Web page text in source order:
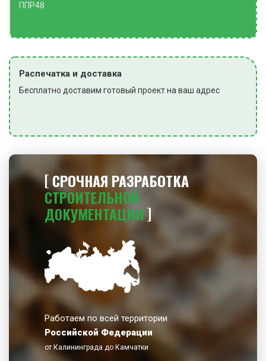
ППР48
Распечатка и доставка
Бесплатно доставим готовый проект на ваш адрес
СРОЧНАЯ РАЗРАБОТКА
СТРОИТЕЛЬНОЙ
ДОКУМЕНТАЦИИ
Работаем по всей территории
Российской Федерации
от Калининграда до Камчатки